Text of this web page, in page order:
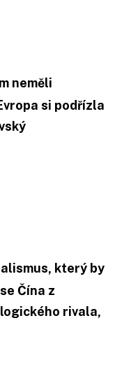
neměli
si podřízla
který by
Čína z
rivala,